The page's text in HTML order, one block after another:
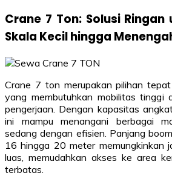
Crane 7 Ton: Solusi
Skala Kecil hingga
Crane 7 ton merupakan pilihan
yang membutuhkan mobilitas tinggi
pengerjaan. Dengan kapasitas
ini mampu menangani berbagai
sedang dengan efisien. Panjang
16 hingga 20 meter memungkinkan
luas, memudahkan akses ke area
terbatas.